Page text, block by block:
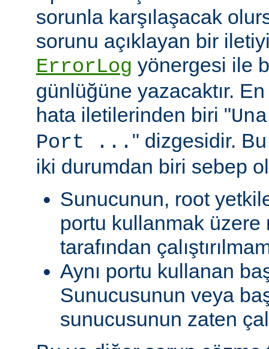
sorunla karşılaşacak
sorunu açıklayan bir
ErrorLog yönergesi ile
günlüğüne yazacaktır. En
hata iletilerinden biri "
Port ... " dizgesidir.
iki durumdan biri sebep
Sunucunun, root
portu kullanmak üzere
tarafından
Aynı portu kullanan
Sunucusunun veya
sunucusunun zaten